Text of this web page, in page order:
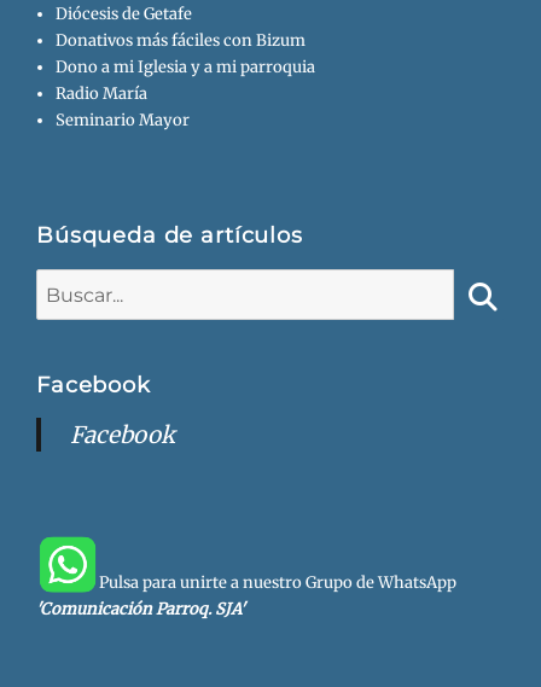
Diócesis de Getafe
Donativos más fáciles con Bizum
Dono a mi Iglesia y a mi parroquia
Radio María
Seminario Mayor
Búsqueda de artículos
Facebook
Facebook
Pulsa para unirte a nuestro Grupo de WhatsApp
'Comunicación Parroq. SJA'